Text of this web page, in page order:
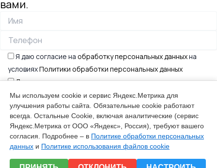
Мы используем cookie и сервис Яндекс.Метрика для
улучшения работы сайта. Обязательные cookie работают
всегда. Остальные Сookie, включая аналитические (сервис
Яндекс.Метрика от ООО «Яндекс», Россия), требуют вашего
согласия. Подробнее – в Политике обработки персональных
данных и Политике использования файлов cookie
вами.
Я даю согласие на обработку персональных данныхна
условияхПолитики обработки персональных данных
Даю согласие на получение рекламных рассылок
Узнать цены
Заполните форму и мы отправим вам
полный прайс-лист